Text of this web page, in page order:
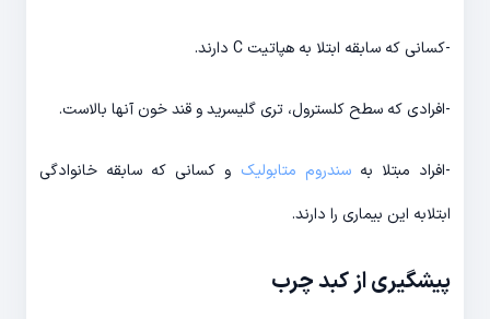
-کسانی که سابقه ابتلا به هپاتیت C دارند.
-افرادی که سطح کلسترول، تری گلیسرید و قند خون آن­ها بالاست.
-افراد مبتلا بهسندروم متابولیک و کسانی که سابقه خانوادگی
ابتلابه این بیماری را دارند.
پیشگیری از کبد چرب